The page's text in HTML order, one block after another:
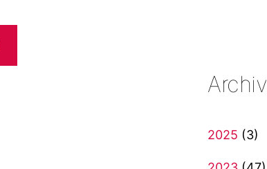
Archiv
2025 (3)